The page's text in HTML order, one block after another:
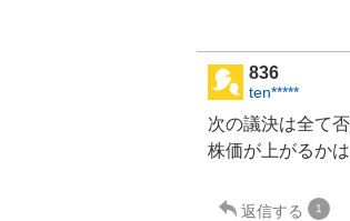
836
ten*****
次の議決は全て
株価が上がるか
返信する 1